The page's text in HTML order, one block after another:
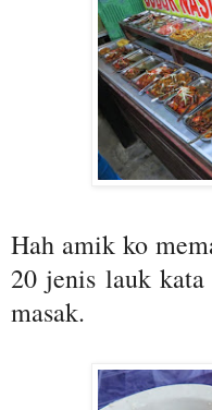
Hah amik ko
20 jenis lauk
masak.